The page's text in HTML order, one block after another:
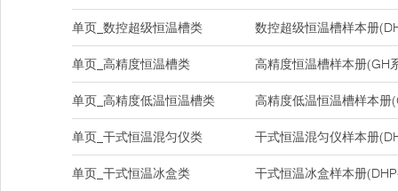
单页_数控超级恒温槽类 数控超级恒温槽样本册
单页_高精度恒温槽类 高精度恒温槽样本册(GH
单页_高精度低温恒温槽类 高精度低温恒温槽样本册
单页_干式恒温混匀仪类 干式恒温混匀仪样本册
单页_干式恒温冰盒类 干式恒温冰盒样本册